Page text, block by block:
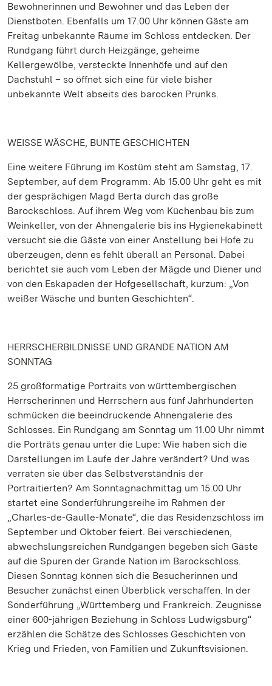
Bewohnerinnen und Bewohner und das Leben der
Dienstboten. Ebenfalls um 17.00 Uhr können Gäste am
Freitag unbekannte Räume im Schloss entdecken. Der
Rundgang führt durch Heizgänge, geheime
Kellergewölbe, versteckte Innenhöfe und auf den
Dachstuhl – so öffnet sich eine für viele bisher
unbekannte Welt abseits des barocken Prunks.
WEISSE WÄSCHE, BUNTE GESCHICHTEN
Eine weitere Führung im Kostüm steht am Samstag, 17.
September, auf dem Programm: Ab 15.00 Uhr geht es mit
der gesprächigen Magd Berta durch das große
Barockschloss. Auf ihrem Weg vom Küchenbau bis zum
Weinkeller, von der Ahnengalerie bis ins Hygienekabinett
versucht sie die Gäste von einer Anstellung bei Hofe zu
überzeugen, denn es fehlt überall an Personal. Dabei
berichtet sie auch vom Leben der Mägde und Diener und
von den Eskapaden der Hofgesellschaft, kurzum: „Von
weißer Wäsche und bunten Geschichten“.
HERRSCHERBILDNISSE UND GRANDE NATION AM
SONNTAG
25 großformatige Portraits von württembergischen
Herrscherinnen und Herrschern aus fünf Jahrhunderten
schmücken die beeindruckende Ahnengalerie des
Schlosses. Ein Rundgang am Sonntag um 11.00 Uhr nimmt
die Porträts genau unter die Lupe: Wie haben sich die
Darstellungen im Laufe der Jahre verändert? Und was
verraten sie über das Selbstverständnis der
Portraitierten? Am Sonntagnachmittag um 15.00 Uhr
startet eine Sonderführungsreihe im Rahmen der
„Charles-de-Gaulle-Monate“, die das Residenzschloss im
September und Oktober feiert. Bei verschiedenen,
abwechslungsreichen Rundgängen begeben sich Gäste
auf die Spuren der Grande Nation im Barockschloss.
Diesen Sonntag können sich die Besucherinnen und
Besucher zunächst einen Überblick verschaffen. In der
Sonderführung „Württemberg und Frankreich. Zeugnisse
einer 600-jährigen Beziehung in Schloss Ludwigsburg“
erzählen die Schätze des Schlosses Geschichten von
Krieg und Frieden, von Familien und Zukunftsvisionen.